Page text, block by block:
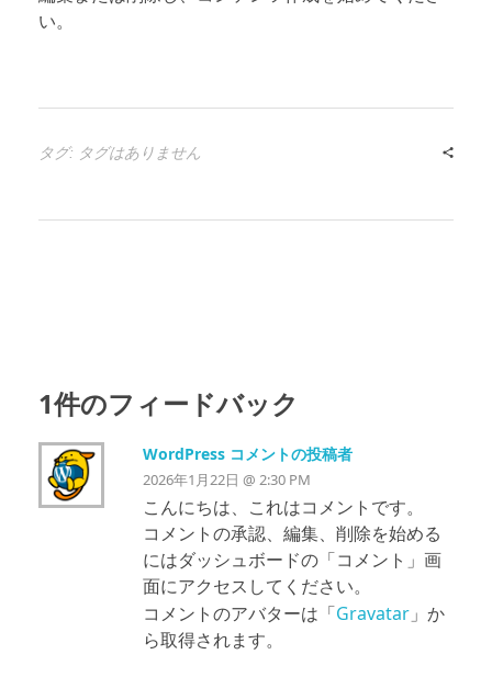
い。
タグ: タグはありません
1件のフィードバック
WordPress コメントの投稿者
2026年1月22日 @ 2:30 PM
こんにちは、これはコメントです。
コメントの承認、編集、削除を始める
にはダッシュボードの「コメント」画
面にアクセスしてください。
コメントのアバターは「 Gravatar 」か
ら取得されます。